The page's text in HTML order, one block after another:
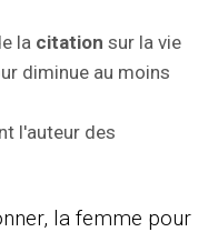
la citation sur la vie
diminue au moins
l'auteur des
la femme pour